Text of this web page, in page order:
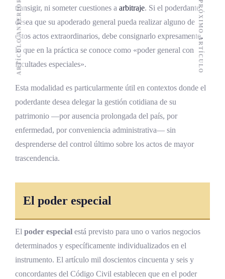
transigir, ni someter cuestiones a arbitraje. Si el poderdante
desea que su apoderado general pueda realizar alguno de
estos actos extraordinarios, debe consignarlo expresamente,
lo que en la práctica se conoce como «poder general con
facultades especiales».
Esta modalidad es particularmente útil en contextos donde el
poderdante desea delegar la gestión cotidiana de su
patrimonio —por ausencia prolongada del país, por
enfermedad, por conveniencia administrativa— sin
desprenderse del control último sobre los actos de mayor
trascendencia.
El poder especial
El poder especial está previsto para uno o varios negocios
determinados y específicamente individualizados en el
instrumento. El artículo mil doscientos cincuenta y seis y
concordantes del Código Civil establecen que en el poder
ARTÍCULO ANTERIOR PRÓXIMO ARTÍCULO